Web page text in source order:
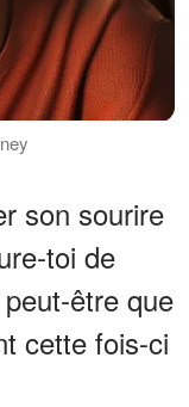
son sourire
toi de
être que
cette fois-ci